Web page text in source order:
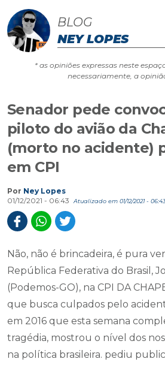
BLOG
NEY LOPES
* as opiniões expressas neste
necessariamente, a
Senador pede
piloto do avião da
(morto no acidente)
em CPI
Por Ney Lopes
01/12/2021 - 06:43
Atualizado em 01/12/2021 - 06:43
Não, não é brincadeira, é pura
República Federativa do Brasil,
(Podemos-GO), na CPI DA
que busca culpados pelo
em 2016 que esta semana
tragédia, mostrou o nível dos
na política brasileira. pediu